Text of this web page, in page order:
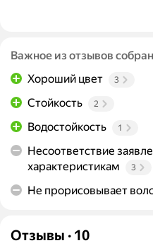
Важное из отзывов
Хороший цвет
3
Стойкость 2
Водостойкость 1
Несоответствие
характеристикам
3
Не прорисовывает
Отзывы · 10